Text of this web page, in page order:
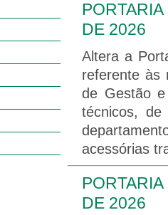
DE 2026
Altera a
referente às
de Gestão
técnicos,
acessórias
DE 2026